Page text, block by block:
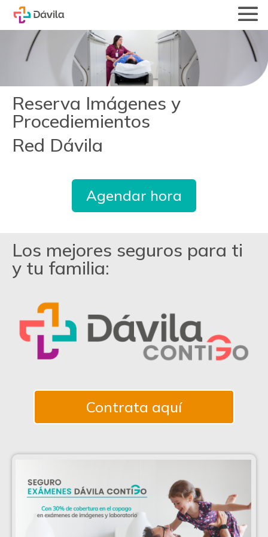
Reserva Imágenes y
Procediemientos
Red Dávila
Agendar hora
Los mejores seguros para ti
y tu familia:
Contrata aquí